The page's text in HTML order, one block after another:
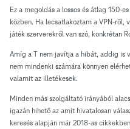
Ez a megoldás a lossos és átlag 150-
közben. Ha lecsatlakoztam a VPN-ről,
játék szerverekről van szó, konkrétan
Amíg a T nem javítja a hibát, addig is
nem mindenki számára könnyen
valamit az illetékesek.
Minden más szolgáltató irányából
igazán hihető az amit hivatalosan
keresés alapján már 2018-as